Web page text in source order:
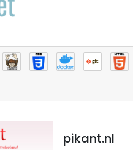
pikant.nl